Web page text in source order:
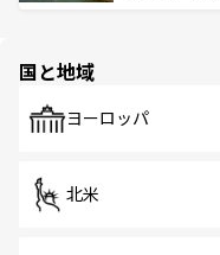
で、ホーカー
国と地域
ヨーロッパ
北米